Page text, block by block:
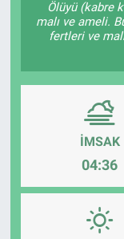
Ölüyü (kabre
malı ve ameli.
fertleri ve
İMSAK
04:36
Kültür Sanat
Bilim ve